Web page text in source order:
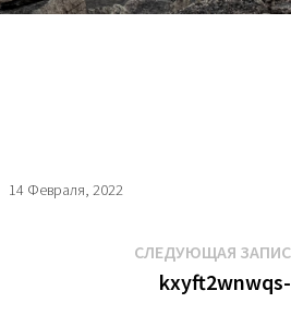
14 Февраля, 2022
СЛЕДУЮЩАЯ